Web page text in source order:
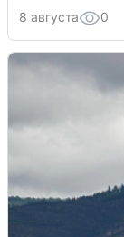
8 августа 0